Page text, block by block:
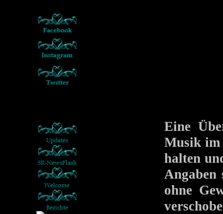
Eine
Musik im
halten
ohne